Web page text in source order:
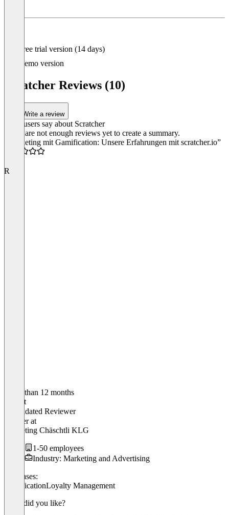
Free trial version (14 days)
Demo version
Scratcher Reviews (10)
Write a review
What users say about Scratcher
There are not enough reviews yet to create a summary.
“Marketing mit Gamification: Unsere Erfahrungen mit scratcher.io”
R
Older than 12 months
Robert
Validated Reviewer
Inhaberat
Marketing Chäschtli KLG
1-50 employees
Industry: Marketing and Advertising
Use cases:
GamificationLoyalty Management
What did you like?